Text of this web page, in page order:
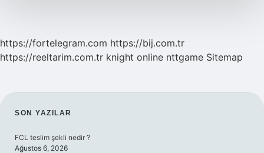
https://fortelegram.com https://bij.com.tr
https://reeltarim.com.tr knight online nttgame Sitemap
SIDEBAR
SON YAZILAR
FCL teslim şekli nedir ?
Ağustos 6, 2026